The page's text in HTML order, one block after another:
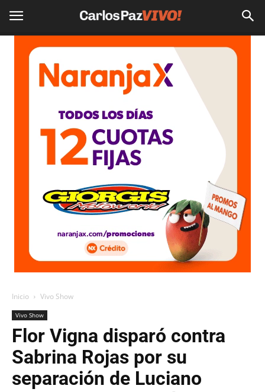
Inicio Vivo Show
Vivo Show
Flor Vigna disparó contra
Sabrina Rojas por su
separación de Luciano